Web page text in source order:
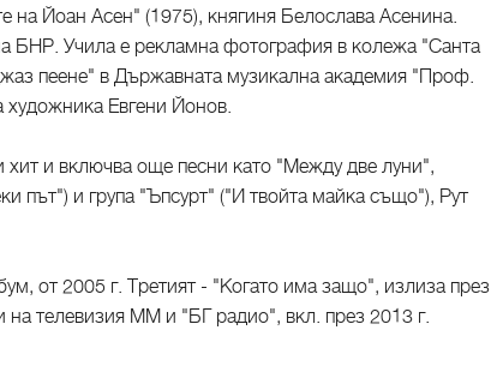
на Йоан Асен" (1975), княгиня Белослава Асенина.
БНР. Учила е рекламна фотография в колежа "Санта
пеене" в Държавната музикална академия "Проф.
Евгени Йонов.
и включва още песни като "Между две луни",
път") и група "Ъпсурт" ("И твойта майка също"), Рут
от 2005 г. Третият - "Когато има защо", излиза през
на телевизия ММ и "БГ радио", вкл. през 2013 г.